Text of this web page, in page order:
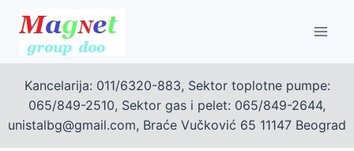
content
Kancelarija: 011/6320-883, Sektor toplotne pumpe:
065/849-2510, Sektor gas i pelet: 065/849-2644,
unistalbg@gmail.com, Braće Vučković 65 11147 Beograd